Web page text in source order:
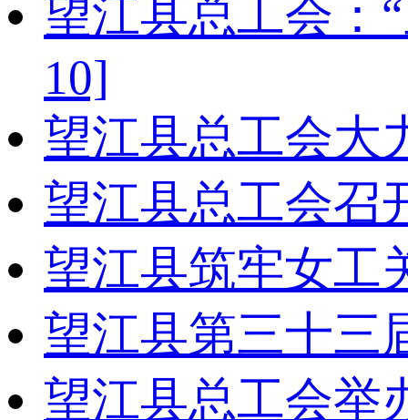
望江县总工会：
10]
望江县总工会大
望江县总工会召
望江县筑牢女工
望江县第三十三
望江县总工会举